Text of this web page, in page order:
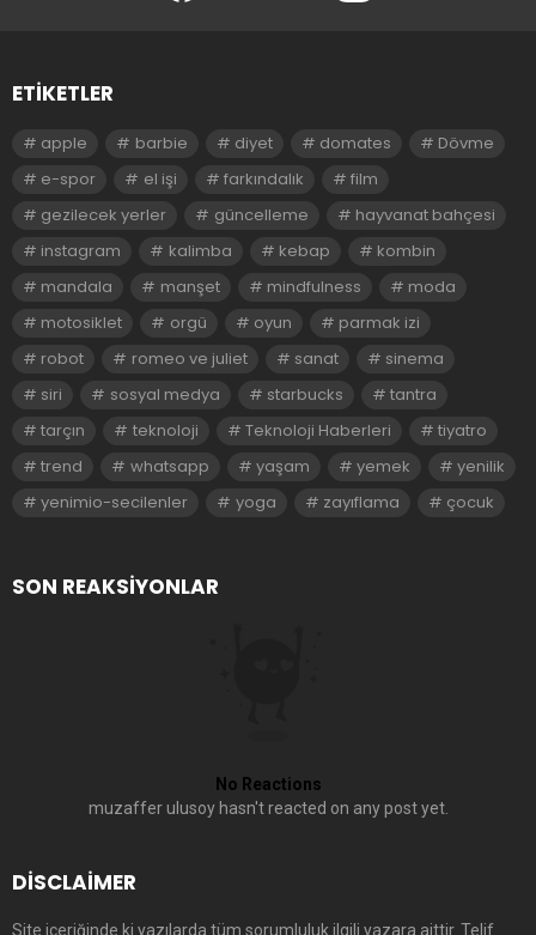
ETIKETLER
apple barbie diyet domates
Dövme
e-spor
el işi farkındalık
film
gezilecek yerler
güncelleme
hayvanat bahçesi
instagram
kalimba kebap
kombin
mandala
manşet mindfulness
moda
motosiklet
orgü oyun
parmak izi
robot
romeo ve juliet sanat
sinema
siri
sosyal medya starbucks
tantra
tarçın
teknoloji Teknoloji Haberleri
tiyatro
trend
whatsapp yaşam yemek
yenilik
yenimio-secilenler
yoga zayıflama çocuk
SON REAKSIYONLAR
No Reactions
muzaffer ulusoy hasn't reacted on any post yet.
DISCLAIMER
Site içeriğinde ki yazılarda tüm sorumluluk ilgili yazara aittir. Telif